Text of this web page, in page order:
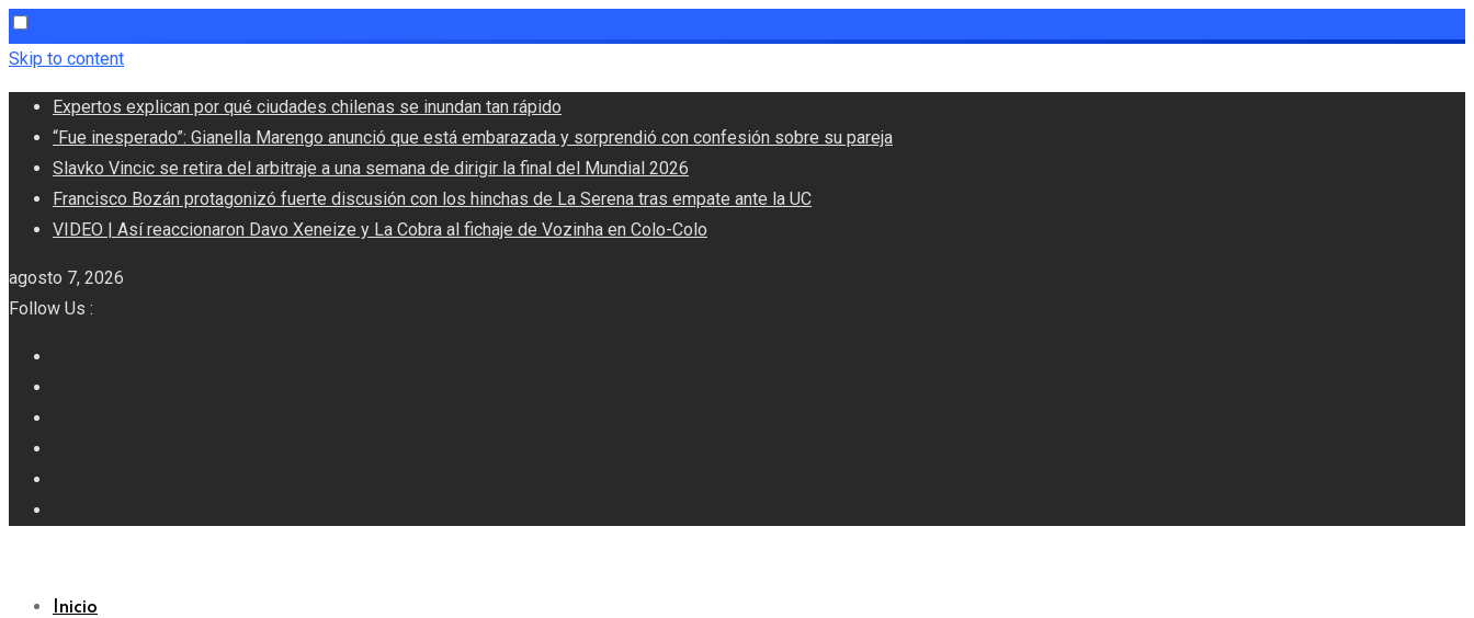
Skip to content
Expertos explican por qué ciudades chilenas se inundan tan rápido
“Fue inesperado”: Gianella Marengo anunció que está embarazada y sorprendió con confesión sobre su pareja
Slavko Vincic se retira del arbitraje a una semana de dirigir la final del Mundial 2026
Francisco Bozán protagonizó fuerte discusión con los hinchas de La Serena tras empate ante la UC
VIDEO | Así reaccionaron Davo Xeneize y La Cobra al fichaje de Vozinha en Colo-Colo
agosto 7, 2026
Follow Us :
Inicio